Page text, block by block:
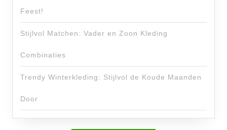
Feest!
Stijlvol Matchen: Vader en Zoon Kleding
Combinaties
Trendy Winterkleding: Stijlvol de Koude Maanden
Door